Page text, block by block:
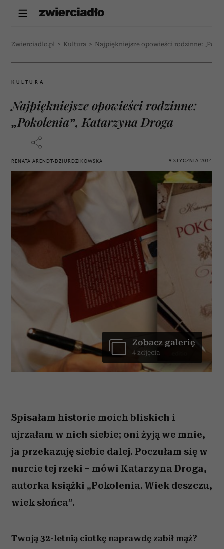
Zwierciadlo.pl > Kultura > Najpiękniejsze opowieści rodzinne:
KULTURA
Najpiękniejsze opowieści rodzinne:
„Pokolenia”, Katarzyna Droga
RENATA ARENDT-DZIURDZIKOWSKA 9 STYCZNIA 2014
Zobacz galerię
4 zdjęcia
Spisałam historie moich bliskich i
ujrzałam w nich siebie; oni żyją we mnie,
ja przekazuję siebie dalej. Poczułam się w
nurcie tej rzeki – mówi Katarzyna Droga,
autorka książki „Pokolenia. Wiek deszczu,
wiek słońca”.
Twoją 32-letnią ciotkę naprawdę zabił mąż?